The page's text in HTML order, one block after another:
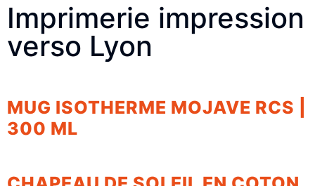
Imprimerie impression
verso Lyon
MUG ISOTHERME MOJAVE RCS |
300 ML